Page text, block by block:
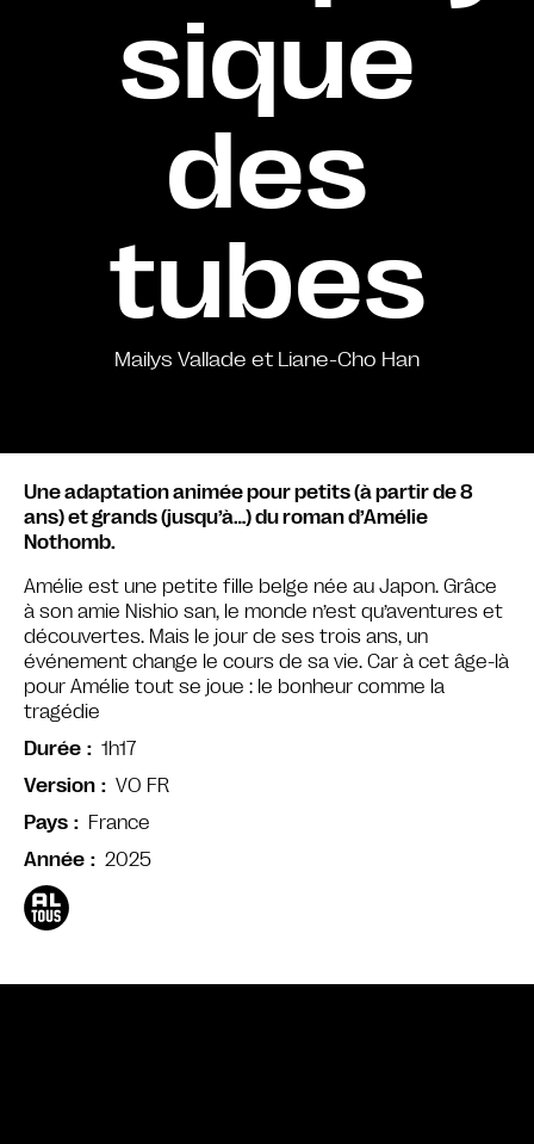
sique
des
tubes
Mailys Vallade et Liane-Cho Han
Une adaptation animée pour petits (à partir de 8
ans) et grands (jusqu’à…) du roman d’Amélie
Nothomb.
Amélie est une petite fille belge née au Japon. Grâce
à son amie Nishio san, le monde n’est qu’aventures et
découvertes. Mais le jour de ses trois ans, un
événement change le cours de sa vie. Car à cet âge-là
pour Amélie tout se joue : le bonheur comme la
tragédie
Durée
1h17
Version
VO FR
Pays
France
Année
2025